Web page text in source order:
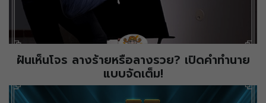
ฝันเห็นโจร ลางร้ายหรือลางรวย? เปิดคำทำนาย
แบบจัดเต็ม!